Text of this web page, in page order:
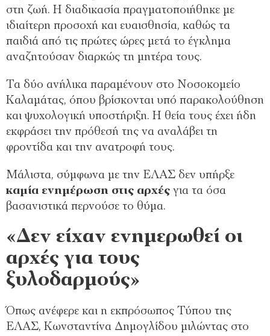
στη ζωή. Η διαδικασία πραγματοποιήθηκε με
ιδιαίτερη προσοχή και ευαισθησία, καθώς τα
παιδιά από τις πρώτες ώρες μετά το έγκλημα
αναζητούσαν διαρκώς τη μητέρα τους.
Τα δύο ανήλικα παραμένουν στο Νοσοκομείο
Καλαμάτας, όπου βρίσκονται υπό παρακολούθηση
και ψυχολογική υποστήριξη. Η θεία τους έχει ήδη
εκφράσει την πρόθεσή της να αναλάβει τη
φροντίδα και την ανατροφή τους.
Μάλιστα, σύμφωνα με την ΕΛΑΣ δεν υπήρξε
καμία ενημέρωση στις αρχές για τα όσα
βασανιστικά περνούσε το θύμα.
«Δεν είχαν ενημερωθεί οι
αρχές για τους
ξυλοδαρμούς»
Όπως ανέφερε και η εκπρόσωπος Τύπου της
ΕΛΑΣ, Κωνσταντίνα Δημογλίδου μιλώντας στο